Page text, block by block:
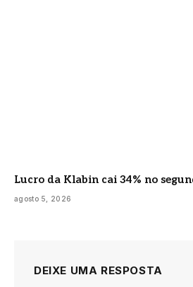
Lucro da Klabin cai 34% no
agosto 5, 2026
DEIXE UMA RESPOSTA